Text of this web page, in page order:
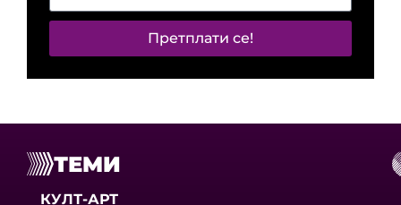
Претплати се!
ТЕМИ
КУЛТ-АРТ